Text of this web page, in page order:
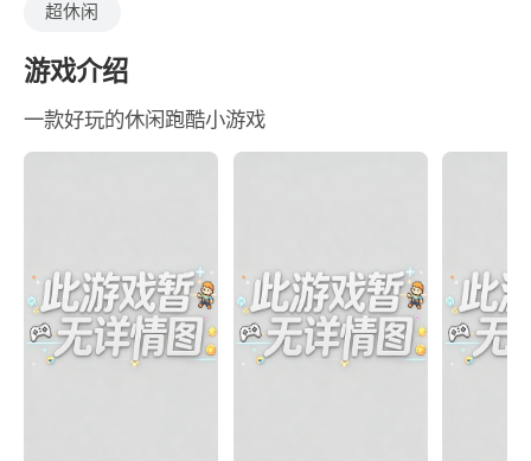
超休闲
游戏介绍
一款好玩的休闲跑酷小游戏